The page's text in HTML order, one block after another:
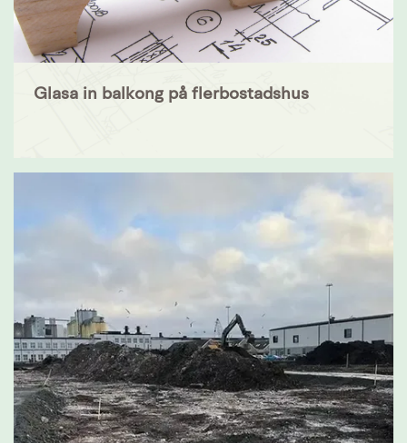
Glasa in balkong på flerbostadshus